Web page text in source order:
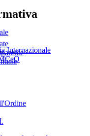
Internazionale